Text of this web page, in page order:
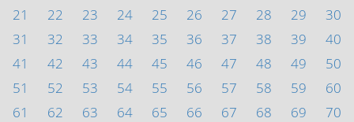
21
22 23 24 25 26 27 28 29
30
31
32 33 34 35 36 37 38 39
40
41
42 43 44 45 46 47 48 49
50
51
52 53 54 55 56 57 58 59
60
61
62 63 64 65 66 67 68 69
70